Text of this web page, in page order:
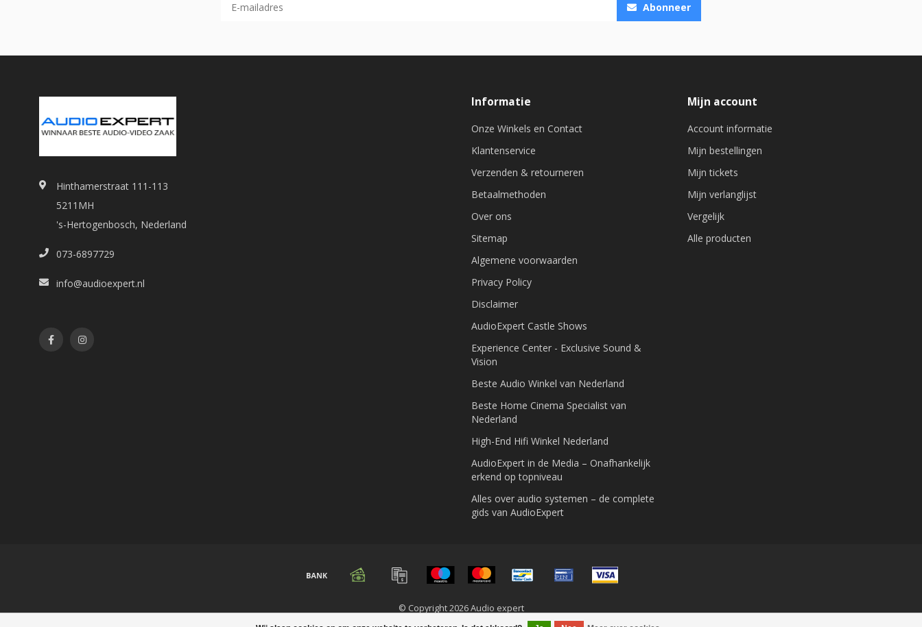
Abonneer
Hinthamerstraat 111-113
5211MH
's-Hertogenbosch, Nederland
073-6897729
info@audioexpert.nl
Informatie
Onze Winkels en Contact
Klantenservice
Verzenden & retourneren
Betaalmethoden
Over ons
Sitemap
Algemene voorwaarden
Privacy Policy
Disclaimer
AudioExpert Castle Shows
Experience Center - Exclusive Sound &
Vision
Beste Audio Winkel van Nederland
Beste Home Cinema Specialist van
Nederland
High-End Hifi Winkel Nederland
AudioExpert in de Media – Onafhankelijk
erkend op topniveau
Alles over audio systemen – de complete
gids van AudioExpert
Mijn account
Account informatie
Mijn bestellingen
Mijn tickets
Mijn verlanglijst
Vergelijk
Alle producten
© Copyright 2026 Audio expert